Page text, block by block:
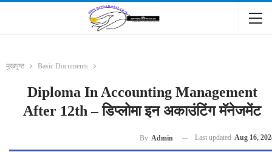
मुखपृष्ठ Basic Documents
Diploma In Accounting Management
After 12th – डिप्लोमा इन अकाउंटिंग मॅनेजमेंट
By Admin Last updated Aug 16,